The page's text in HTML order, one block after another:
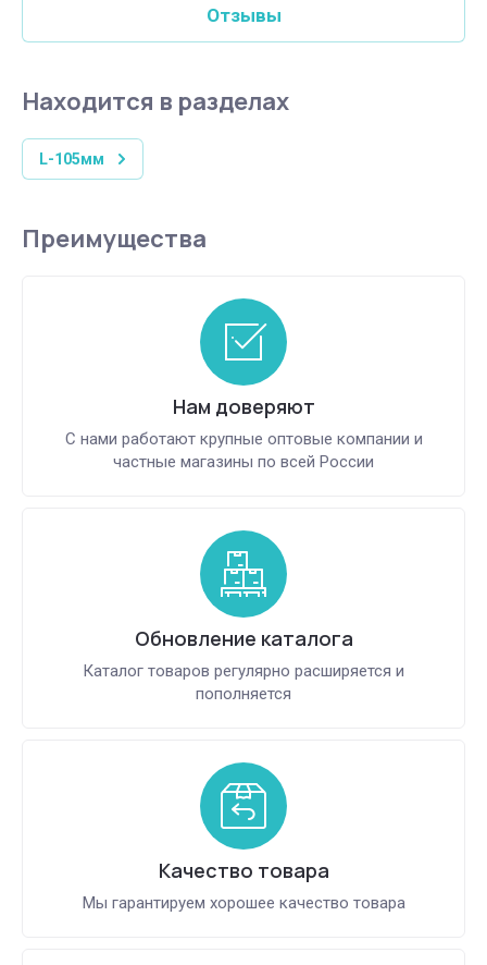
Отзывы
Находится в разделах
L-105мм
Преимущества
Нам доверяют
С нами работают крупные оптовые компании и
частные магазины по всей России
Обновление каталога
Каталог товаров регулярно расширяется и
пополняется
Качество товара
Мы гарантируем хорошее качество товара